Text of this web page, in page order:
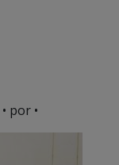
• por •